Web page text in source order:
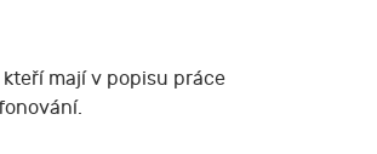
mají v popisu práce